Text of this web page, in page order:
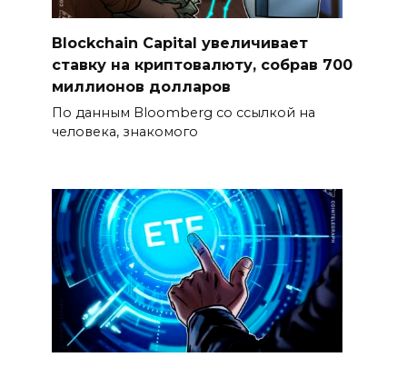
Blockchain Capital увеличивает
ставку на криптовалюту, собрав 700
миллионов долларов
По данным Bloomberg со ссылкой на
человека, знакомого